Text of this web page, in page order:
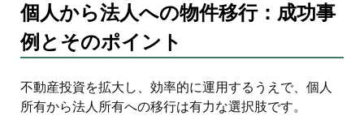
個人から法人への物件移行：成功事
例とそのポイント
不動産投資を拡大し、効率的に運用するうえで、個人
所有から法人所有への移行は有力な選択肢です。